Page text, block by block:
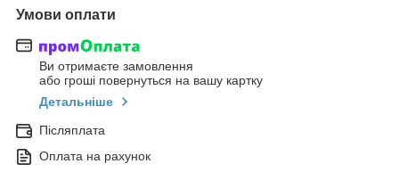
Умови оплати
Ви отримаєте замовлення
або гроші повернуться на вашу картку
Детальніше
Післяплата
Оплата на рахунок